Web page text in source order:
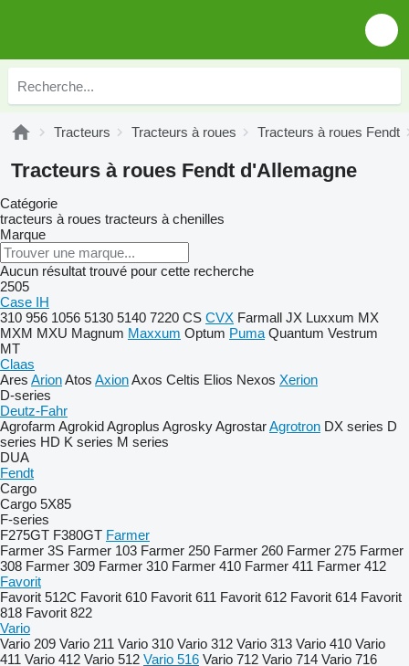
Tracteurs Tracteurs à roues Tracteurs à roues Fendt
Tracteurs à roues Fendt d'Allemagne
Catégorie
tracteurs à roues tracteurs à chenilles
Marque
Aucun résultat trouvé pour cette recherche
2505
Case IH
310 956 1056 5130 5140 7220 CS CVX Farmall JX Luxxum MX
MXM MXU Magnum Maxxum Optum Puma Quantum Vestrum
MT
Claas
Ares ArionAtos AxionAxos Celtis Elios Nexos Xerion
D-series
Deutz-Fahr
Agrofarm AgrokidAgroplus AgroskyAgrostarAgrotron DX series D
series HD K series M series
DUA
Fendt
Cargo
Cargo 5X85
F-series
F275GT F380GT Farmer
Farmer 3S Farmer 103 Farmer 250 Farmer 260 Farmer 275 Farmer
308 Farmer 309 Farmer 310 Farmer 410 Farmer 411 Farmer 412
Favorit
Favorit 512C Favorit 610 Favorit 611 Favorit 612 Favorit 614 Favorit
818 Favorit 822
Vario
Vario 209 Vario 211 Vario 310 Vario 312 Vario 313 Vario 410 Vario
411 Vario 412 Vario 512 Vario 516 Vario 712 Vario 714 Vario 716